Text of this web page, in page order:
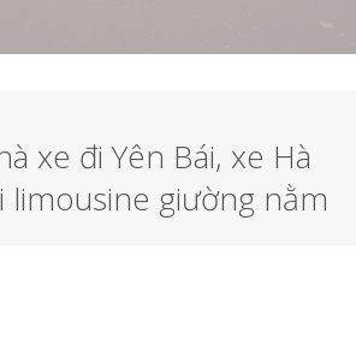
xe đi Yên Bái, xe Hà
limousine giường nằm